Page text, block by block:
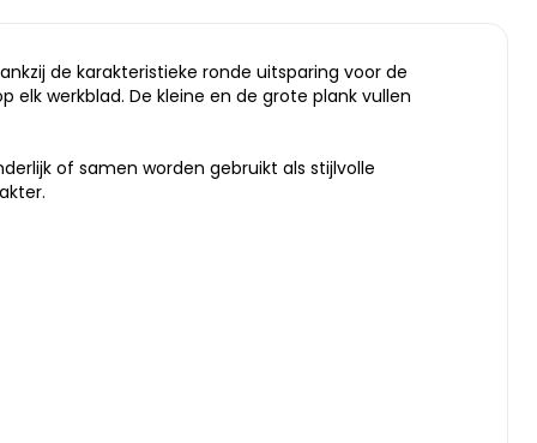
de karakteristieke ronde uitsparing voor de
elk werkblad. De kleine en de grote plank vullen
of samen worden gebruikt als stijlvolle